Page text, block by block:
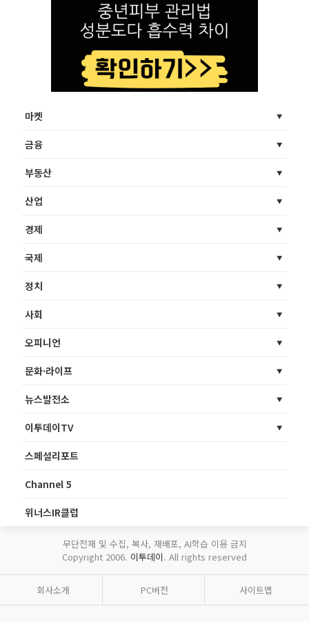
마켓
금융
부동산
산업
경제
국제
정치
사회
오피니언
문화·라이프
뉴스발전소
이투데이TV
스페셜리포트
Channel 5
위너스IR클럽
무단전재 및 수집, 복사, 재배포, AI학습 이용 금지
Copyright 2006. 이투데이. All rights reserved
회사소개 PC버전 사이트맵